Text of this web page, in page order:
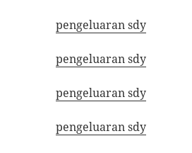
pengeluaran sdy
pengeluaran sdy
pengeluaran sdy
pengeluaran sdy